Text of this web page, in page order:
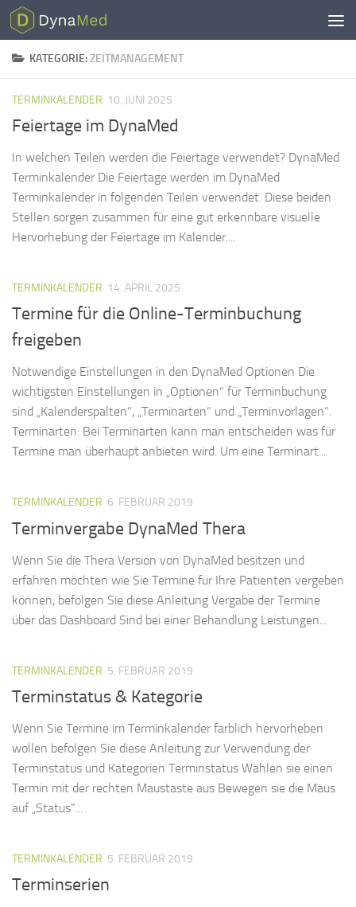
Zum Inhalt springen
KATEGORIE:ZEITMANAGEMENT
TERMINKALENDER 10. JUNI 2025
Feiertage im DynaMed
In welchen Teilen werden die Feiertage verwendet? DynaMed
Terminkalender Die Feiertage werden im DynaMed
Terminkalender in folgenden Teilen verwendet. Diese beiden
Stellen sorgen zusammen für eine gut erkennbare visuelle
Hervorhebung der Feiertage im Kalender....
TERMINKALENDER 14. APRIL 2025
Termine für die Online-Terminbuchung
freigeben
Notwendige Einstellungen in den DynaMed Optionen Die
wichtigsten Einstellungen in „Optionen“ für Terminbuchung
sind „Kalenderspalten“, „Terminarten“ und „Terminvorlagen“.
Terminarten: Bei Terminarten kann man entscheiden was für
Termine man überhaupt anbieten wird. Um eine Terminart...
TERMINKALENDER 6. FEBRUAR 2019
Terminvergabe DynaMed Thera
Wenn Sie die Thera Version von DynaMed besitzen und
erfahren möchten wie Sie Termine für Ihre Patienten vergeben
können, befolgen Sie diese Anleitung Vergabe der Termine
über das Dashboard Sind bei einer Behandlung Leistungen...
TERMINKALENDER 5. FEBRUAR 2019
Terminstatus & Kategorie
Wenn Sie Termine im Terminkalender farblich hervorheben
wollen befolgen Sie diese Anleitung zur Verwendung der
Terminstatus und Kategorien Terminstatus Wählen sie einen
Termin mit der rechten Maustaste aus Bewegen sie die Maus
auf „Status“...
TERMINKALENDER 5. FEBRUAR 2019
Terminserien